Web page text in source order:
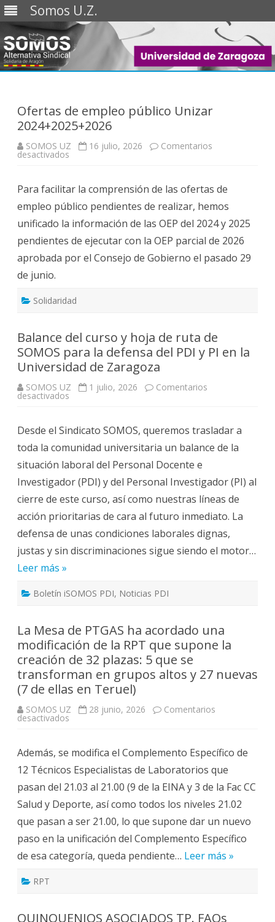
Somos U.Z.
Saltar
Ofertas de empleo público Unizar
2024+2025+2026
SOMOS UZ 16 julio, 2026 Comentarios
desactivados
público
Unizar
2024+2025+2026
Para facilitar la comprensión de las ofertas de
empleo público pendientes de realizar, hemos
unificado la información de las OEP del 2024 y 2025
pendientes de ejecutar con la OEP parcial de 2026
aprobada por el Consejo de Gobierno el pasado 29
de junio.
Solidaridad
Balance del curso y hoja de ruta de
SOMOS para la defensa del PDI y PI en la
Universidad de Zaragoza
SOMOS UZ 1 julio, 2026 Comentarios
desactivados
y
hoja
de
ruta
de
SOMOS
para
la
defensa
del
PDI
y
PI
en
la
Universidad
Desde el Sindicato SOMOS, queremos trasladar a
toda la comunidad universitaria un balance de la
situación laboral del Personal Docente e
Investigador (PDI) y del Personal Investigador (PI) al
cierre de este curso, así como nuestras líneas de
acción prioritarias de cara al futuro inmediato. La
defensa de unas condiciones laborales dignas,
justas y sin discriminaciones sigue siendo el motor…
Leer más »
Boletín iSOMOS PDI, Noticias PDI
La Mesa de PTGAS ha acordado una
modificación de la RPT que supone la
creación de 32 plazas: 5 que se
transforman en grupos altos y 27 nuevas
(7 de ellas en Teruel)
SOMOS UZ 28 junio, 2026 Comentarios
desactivados
PTGAS
ha
acordado
una
modificación
de
la
RPT
que
supone
la
creación
de
32
en
Además, se modifica el Complemento Específico de
12 Técnicos Especialistas de Laboratorios que
pasan del 21.03 al 21.00 (9 de la EINA y 3 de la Fac CC
Salud y Deporte, así como todos los niveles 21.02
que pasan a ser 21.00, lo que supone dar un nuevo
paso en la unificación del Complemento Específico
de esa categoría, queda pendiente… Leer más »
RPT
QUINQUENIOS ASOCIADOS TP. FAQs